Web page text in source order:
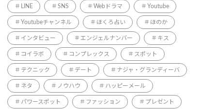
LINE SNS Webドラマ Youtube
Youtubeチャンネル ほくろ占い ほのか
インタビュー エンジェルナンバー キス
コイラボ コンプレックス スポット
テクニック デート ナジャ・グランディーバ
ネタ ノウハウ ハッピーメール
パワースポット ファッション プレゼント